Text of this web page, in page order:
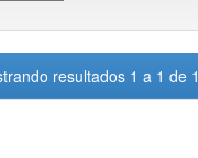
resultados 1 a 1 de 1